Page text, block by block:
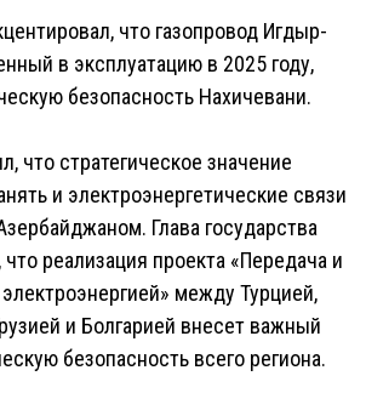
что газопровод Игдыр-
в эксплуатацию в 2025 году,
безопасность Нахичевани.
что стратегическое значение
и электроэнергетические связи
Глава государства
реализация проекта «Передача и
между Турцией,
и Болгарией внесет важный
безопасность всего региона.